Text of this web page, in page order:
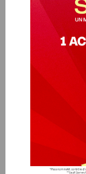
Munis de
Vous
spéciaux
rendre le
Votre
vos tirs à
garantira